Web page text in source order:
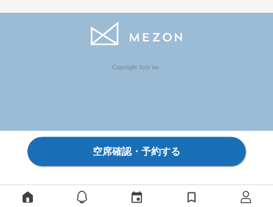
Copyright Jocy inc.
空席確認・予約する